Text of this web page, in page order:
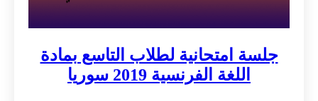
جلسة امتحانية لطلاب التاسع بمادة
اللغة الفرنسية 2019 سوريا